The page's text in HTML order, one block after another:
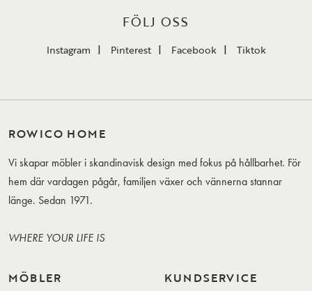
FÖLJ OSS
Instagram Pinterest Facebook Tiktok
ROWICO HOME
Vi skapar möbler i skandinavisk design med fokus på hållbarhet. För
hem där vardagen pågår, familjen växer och vännerna stannar
länge. Sedan 1971.
WHERE YOUR LIFE IS
MÖBLER KUNDSERVICE